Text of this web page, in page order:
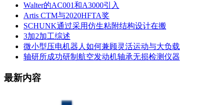
Walter的AC001和A3000引入
Artis CTM与2020HFTA奖
SCHUNK通过采用仿生粘附结构设计在搬
3加2加工综述
微小型压电机器人如何兼顾灵活运动与大负载
轴研所成功研制航空发动机轴承无损检测仪器
最新内容